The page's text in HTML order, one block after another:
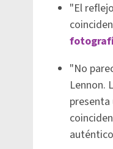
"El
"No
Lennon.